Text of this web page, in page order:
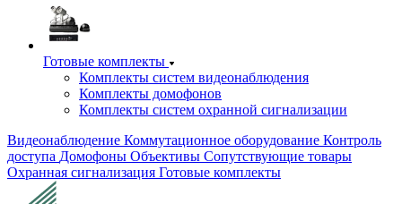
Готовые комплекты
Комплекты систем видеонаблюдения
Комплекты домофонов
Комплекты систем охранной сигнализации
Видеонаблюдение Коммутационное оборудование Контроль
доступа Домофоны Объективы Сопутствующие товары
Охранная сигнализация Готовые комплекты